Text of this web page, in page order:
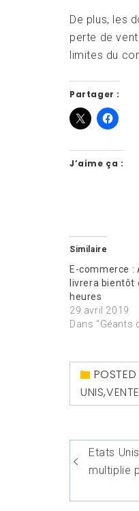
De plus, les
perte de
limites du
Partager :
J’aime ça :
Similaire
E-commerce :
livrera bientôt
heures
29 avril 2019
Dans "Géants
POSTED
UNIS,VENTE
de
Etats
multiplie